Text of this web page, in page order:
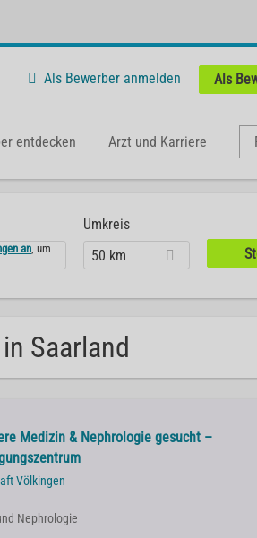
Als Bewerber anmelden Als
entdecken Arzt und Karriere
an, um
Umkreis
50 km
Saarland
Medizin & Nephrologie gesucht –
Völkingen
Nephrologie